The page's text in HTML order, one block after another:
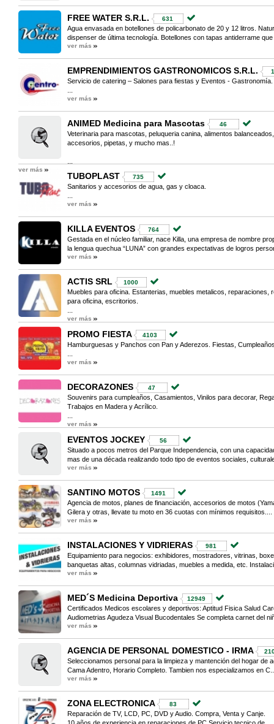
FREE WATER S.R.L. 631
Agua envasada en botellones de policarbonato de 20 y 12 litros.
dispenser de última tecnología. Botellones con tapas antiderrame que
ver más
EMPRENDIMIENTOS GASTRONOMICOS S.R.L.
Servicio de catering – Salones para fiestas y Eventos - Gastronomía.
ver más
ANIMED Medicina para Mascotas 46
Veterinaria para mascotas, peluqueria canina, alimentos
accesorios, pipetas, y mucho mas..!
ver más
TUBOPLAST 735
Sanitarios y accesorios de agua, gas y cloaca.
ver más
KILLA EVENTOS 764
Gestada en el núcleo familiar, nace Killa, una empresa de nombre
la lengua quechua “LUNA” con grandes expectativas de logros
ver más
ACTIS SRL 1000
Muebles para oficina. Estanterias, muebles metalicos, reparaciones,
para oficina, escritorios.
ver más
PROMO FIESTA 4103
Hamburguesas y Panchos con Pan y Aderezos. Fiestas,
ver más
DECORAZONES 47
Souvenirs para cumpleaños, Casamientos, Vinilos para decorar,
Trabajos en Madera y Acrílico.
ver más
EVENTOS JOCKEY 56
Situado a pocos metros del Parque Independencia, con una
mas de una década realizando todo tipo de eventos sociales,
ver más
SANTINO MOTOS 1491
Agencia de motos, planes de financiación, accesorios de motos
Gilera y otras, llevate tu moto en 36 cuotas con mínimos requisitos....
ver más
INSTALACIONES Y VIDRIERAS 981
Equipamiento para negocios: exhibidores, mostradores, vitrinas,
banquetas altas, columnas vidriadas, muebles a medida, etc.
ver más
MED´S Medicina Deportiva 12949
Certificados Medicos escolares y deportivos: Aptitud Fisica Salud
Audiometrias Agudeza Visual Bucodentales Se completa carnet del
ver más
AGENCIA DE PERSONAL DOMESTICO - IRMA
Seleccionamos personal para la limpieza y mantención del hogar de
Cama Adentro, Horario Completo. Tambien nos especializamos en
ver más
ZONA ELECTRONICA 83
Reparación de TV, LCD, PC, DVD y Audio. Compra, Venta y Canje.